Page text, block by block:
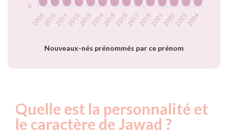
Nouveaux-nés prénommés par ce prénom
prénom Jawad par
Quelle est la personnalité et
le caractère de Jawad ?